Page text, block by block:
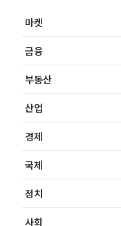
마켓
금융
부동산
산업
경제
국제
정치
사회